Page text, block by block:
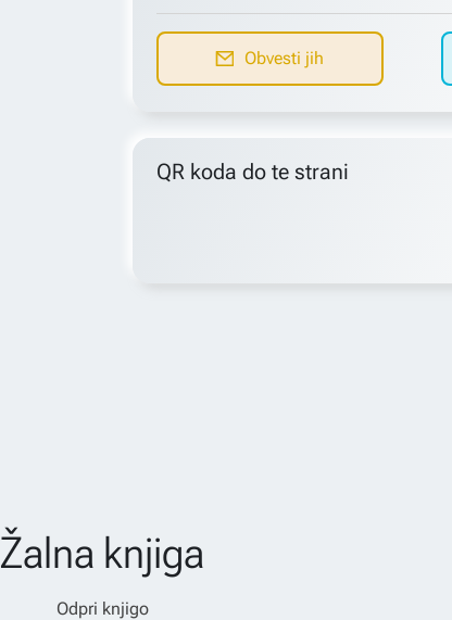
Obvesti jih
QR koda do te strani
Žalna knjiga
Odpri knjigo